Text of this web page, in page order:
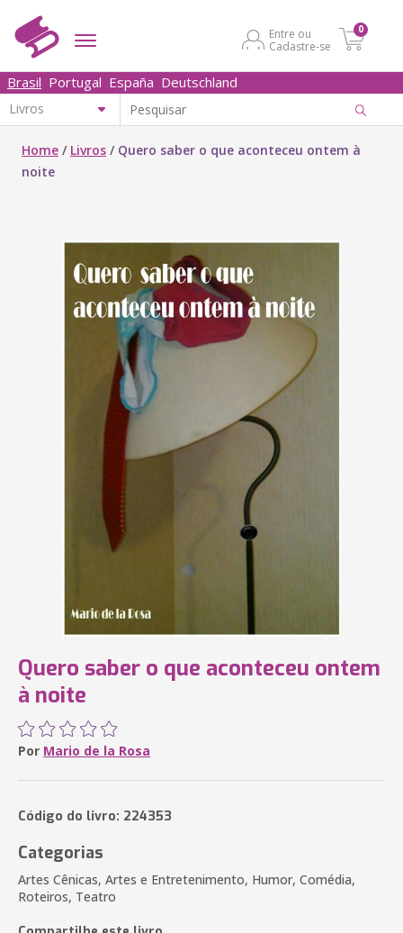
Entre ou
Cadastre-se
0
Brasil Portugal España Deutschland
Home / Livros / Quero saber o que aconteceu ontem à
noite
Quero saber o que aconteceu ontem
à noite
Por Mario de la Rosa
Código do livro: 224353
Categorias
Artes Cênicas, Artes e Entretenimento, Humor, Comédia,
Roteiros, Teatro